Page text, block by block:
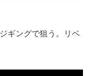
ギングで狙う。リベ